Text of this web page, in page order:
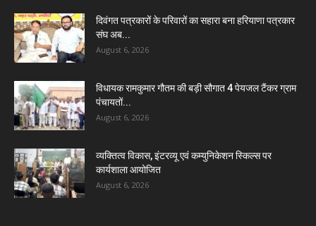
दिवंगत पत्रकारों के परिवारों का सहारा बना हरियाणा पत्रकार
संघ अब...
August 6, 2026
विधायक रामकुमार गौतम की बड़ी सौगात 4 पेयजल टैंकर ग्राम
पंचायतों...
August 6, 2026
व्यक्तित्व विकास, इंटरव्यू एवं कम्युनिकेशन स्किल्स पर
कार्यशाला आयोजित
August 6, 2026